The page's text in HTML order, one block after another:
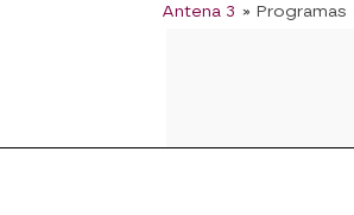
Antena 3 » Programas